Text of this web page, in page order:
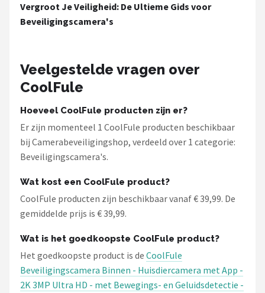
Vergroot Je Veiligheid: De Ultieme Gids voor
Beveiligingscamera's
Veelgestelde vragen over
CoolFule
Hoeveel CoolFule producten zijn er?
Er zijn momenteel 1 CoolFule producten beschikbaar
bij Camerabeveiligingshop, verdeeld over 1 categorie:
Beveiligingscamera's.
Wat kost een CoolFule product?
CoolFule producten zijn beschikbaar vanaf € 39,99. De
gemiddelde prijs is € 39,99.
Wat is het goedkoopste CoolFule product?
Het goedkoopste product is de CoolFule
Beveiligingscamera Binnen - Huisdiercamera met App -
2K 3MP Ultra HD - met Bewegings- en Geluidsdetectie -